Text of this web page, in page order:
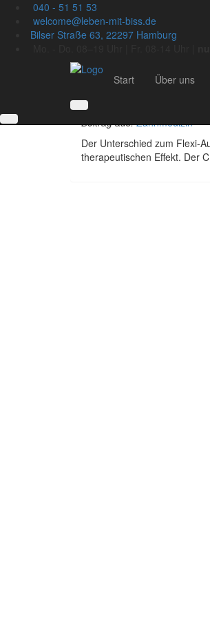
040 - 51 51 53
welcome@leben-mit-biss.de
Bilser Straße 63, 22297 Hamburg
Start Über uns
Praxis Blog
Der CMD-Flex – Die
Beitrag aus: Zahnmedizin
Der Unterschied zum Flexi-
therapeutischen Effekt. Der